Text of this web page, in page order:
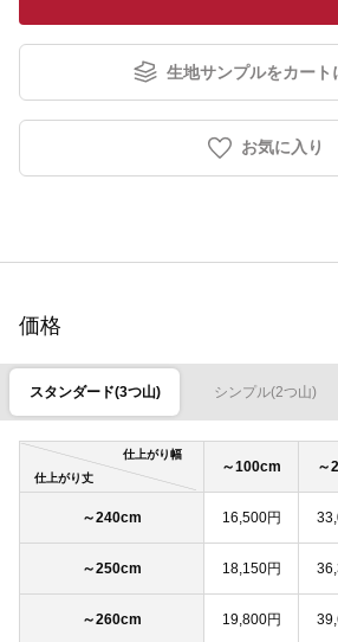
生地サンプルをカート
お気に入り
価格
スタンダード(3つ山) シンプル(2つ山)
仕上がり幅
仕上がり丈
～100cm ～
～240cm 16,500円
～250cm 18,150円
～260cm 19,800円